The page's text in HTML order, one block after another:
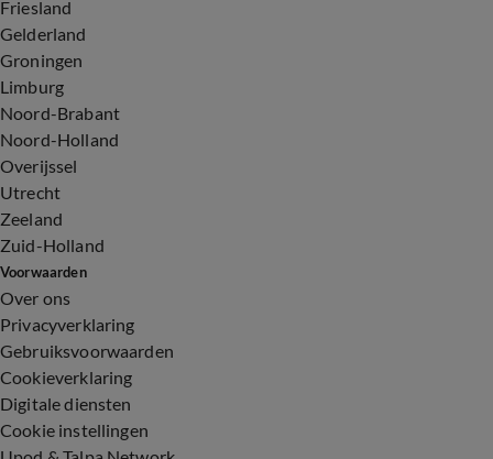
Friesland
Gelderland
Groningen
Limburg
Noord-Brabant
Noord-Holland
Overijssel
Utrecht
Zeeland
Zuid-Holland
Voorwaarden
Over ons
Privacyverklaring
Gebruiksvoorwaarden
Cookieverklaring
Digitale diensten
Cookie instellingen